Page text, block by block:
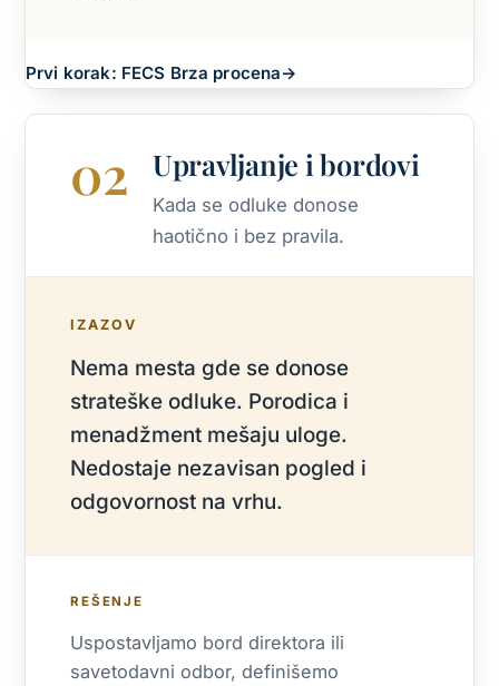
Prvi korak: FECS Brza procena→
02 Upravljanje i bordovi
Kada se odluke donose
haotično i bez pravila.
IZAZOV
Nema mesta gde se donose
strateške odluke. Porodica i
menadžment mešaju uloge.
Nedostaje nezavisan pogled i
odgovornost na vrhu.
REŠENJE
Uspostavljamo bord direktora ili
savetodavni odbor, definišemo